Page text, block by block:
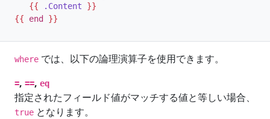
{{
.Content
}}
{{
end }}
where では、以下の論理演算子を使用できます。
=, ==, eq
指定されたフィールド値がマッチする値と等しい場合、
true となります。